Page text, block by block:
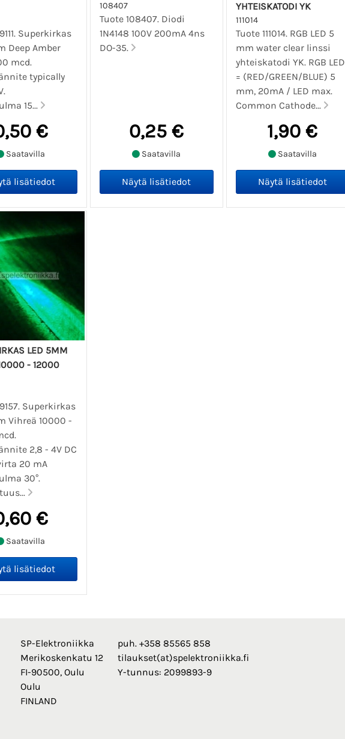
Superkirkas
Deep Amber
mcd.
typically
15...
€
Saatavilla
108407
Tuote 108407. Diodi
1N4148 100V 200mA 4ns
DO-35.
0,25 €
Saatavilla
YHTEISKATODI YK
111014
Tuote 111014. RGB LED 5
mm water clear linssi
yhteiskatodi YK. RGB LED
= (RED/GREEN/BLUE) 5
mm, 20mA / LED max.
Common Cathode...
1,90 €
Saatavilla
LED 5MM
- 12000
Superkirkas
Vihreä 10000 -
2,8 - 4V DC
20 mA
30°.
€
Saatavilla
SP-Elektroniikka
Merikoskenkatu 12
FI-90500, Oulu
Oulu
FINLAND
puh. +358 85565 858
tilaukset(at)spelektroniikka.fi
Y-tunnus: 2099893-9